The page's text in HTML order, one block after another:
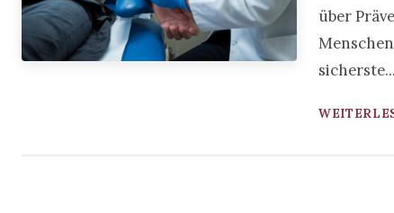
über
sicherste...